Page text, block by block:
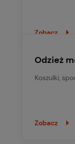
Zobacz
Odzież
Koszulki,
Zobacz